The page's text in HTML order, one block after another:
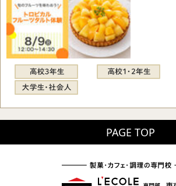
PAGE TOP